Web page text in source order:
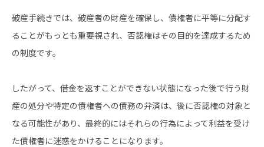
破産手続きでは、破産者の財産を確保し、債権者に平等に分配す
ることがもっとも重要視され、否認権はその目的を達成するため
の制度です。
したがって、借金を返すことができない状態になった後で行う財
産の処分や特定の債権者への債務の弁済は、後に否認権の対象と
なる可能性があり、最終的にはそれらの行為によって利益を受け
た債権者に迷惑をかけることになります。